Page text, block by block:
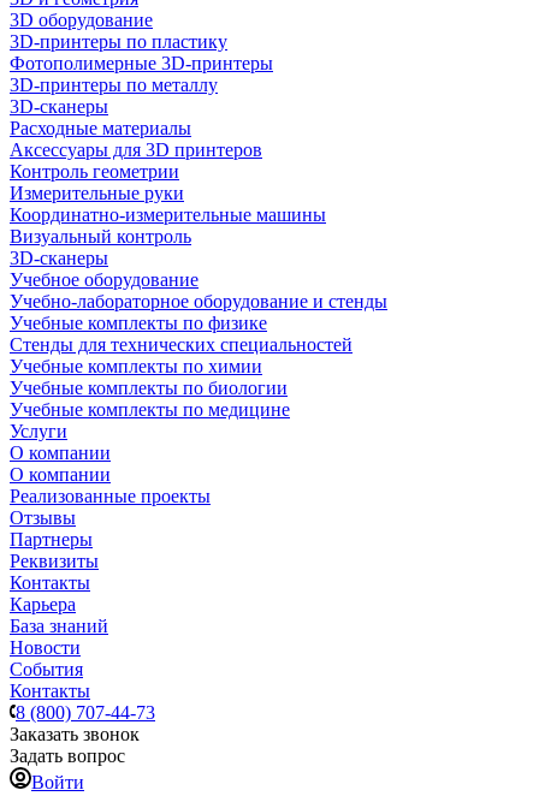
3D оборудование
3D-принтеры по пластику
Фотополимерные 3D-принтеры
3D-принтеры по металлу
3D-сканеры
Расходные материалы
Аксессуары для 3D принтеров
Контроль геометрии
Измерительные руки
Координатно-измерительные машины
Визуальный контроль
3D-сканеры
Учебное оборудование
Учебно-лабораторное оборудование и стенды
Учебные комплекты по физике
Стенды для технических специальностей
Учебные комплекты по химии
Учебные комплекты по биологии
Учебные комплекты по медицине
Услуги
О компании
О компании
Реализованные проекты
Отзывы
Партнеры
Реквизиты
Контакты
Карьера
База знаний
Новости
События
Контакты
8 (800) 707-44-73
Заказать звонок
Задать вопрос
Войти